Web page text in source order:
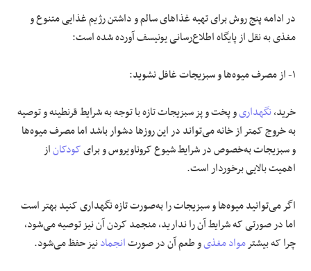
فرهنگی و هنری
مقالات
در ادامه پنج روش برای تهیه غذاهای سالم و داشتن رژیم غذایی متنوع و
مغذی به نقل از پایگاه اطلاع‌رسانی یونیسف آورده شده است:
۱- از مصرف میوه‌ها و سبزیجات غافل نشوید:
خرید،نگهداریو پخت و پز سبزیجات تازه با توجه به شرایط قرنطینه و توصیه
به خروج کمتر از خانه می‌تواند در این روزها دشوار باشد اما مصرف میوه‌ها
و سبزیجات به‌خصوص در شرایط شیوع کروناویروس و برایکودکاناز
اهمیت بالایی برخوردار است.
اگر می‌توانید میوه‌ها و سبزیجات را به‌صورت تازه نگهداری کنید بهتر است
اما در صورتی که شرایط آن را ندارید، منجمد کردن آن نیز توصیه می‌شود،
چرا که بیشترمواد مغذیو طعم آن در صورتانجمادنیز حفظ می‌شود.